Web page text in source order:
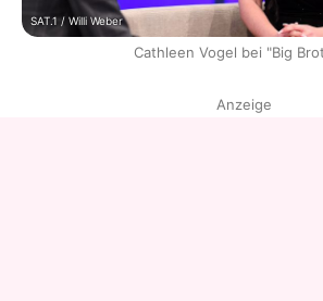
SAT.1 / Willi Weber
Cathleen Vogel bei "Big
Anzeige